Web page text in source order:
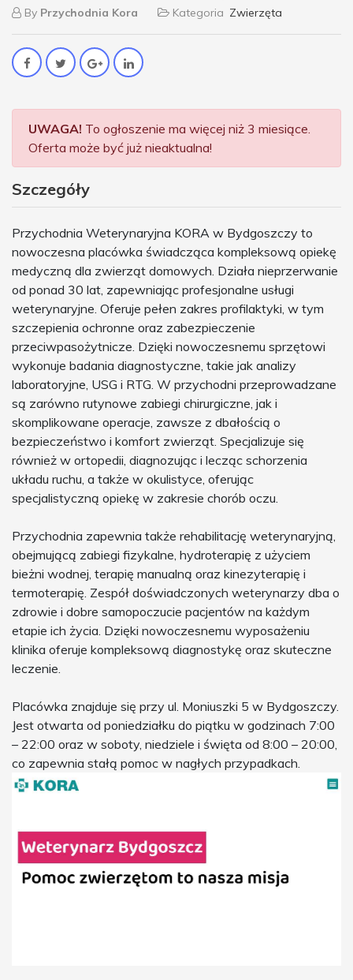
By Przychodnia Kora Kategoria Zwierzęta
UWAGA! To ogłoszenie ma więcej niż 3 miesiące.
Oferta może być już nieaktualna!
Szczegóły
Przychodnia Weterynaryjna KORA w Bydgoszczy to
nowoczesna placówka świadcząca kompleksową opiekę
medyczną dla zwierząt domowych. Działa nieprzerwanie
od ponad 30 lat, zapewniając profesjonalne usługi
weterynaryjne. Oferuje pełen zakres profilaktyki, w tym
szczepienia ochronne oraz zabezpieczenie
przeciwpasożytnicze. Dzięki nowoczesnemu sprzętowi
wykonuje badania diagnostyczne, takie jak analizy
laboratoryjne, USG i RTG. W przychodni przeprowadzane
są zarówno rutynowe zabiegi chirurgiczne, jak i
skomplikowane operacje, zawsze z dbałością o
bezpieczeństwo i komfort zwierząt. Specjalizuje się
również w ortopedii, diagnozując i lecząc schorzenia
układu ruchu, a także w okulistyce, oferując
specjalistyczną opiekę w zakresie chorób oczu.
Przychodnia zapewnia także rehabilitację weterynaryjną,
obejmującą zabiegi fizykalne, hydroterapię z użyciem
bieżni wodnej, terapię manualną oraz kinezyterapię i
termoterapię. Zespół doświadczonych weterynarzy dba o
zdrowie i dobre samopoczucie pacjentów na każdym
etapie ich życia. Dzięki nowoczesnemu wyposażeniu
klinika oferuje kompleksową diagnostykę oraz skuteczne
leczenie.
Placówka znajduje się przy ul. Moniuszki 5 w Bydgoszczy.
Jest otwarta od poniedziałku do piątku w godzinach 7:00
– 22:00 oraz w soboty, niedziele i święta od 8:00 – 20:00,
co zapewnia stałą pomoc w nagłych przypadkach.